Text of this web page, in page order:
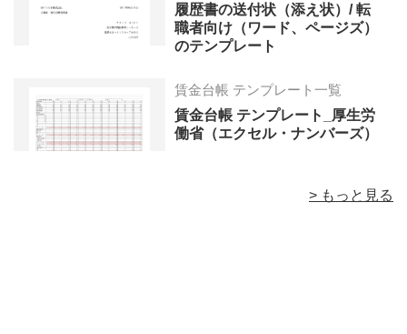
履歴書の送付状（添え状）/ 転
職者向け（ワード、ページズ）
のテンプレート
賃金台帳 テンプレート一覧
賃金台帳 テンプレート_厚生労
働省（エクセル・ナンバーズ）
> もっと見る